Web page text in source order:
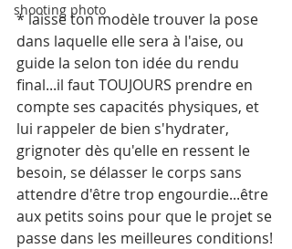
shooting photo
* laisse ton modèle trouver la pose
dans laquelle elle sera à l'aise, ou
guide la selon ton idée du rendu
final...il faut TOUJOURS prendre en
compte ses capacités physiques, et
lui rappeler de bien s'hydrater,
grignoter dès qu'elle en ressent le
besoin, se délasser le corps sans
attendre d'être trop engourdie...être
aux petits soins pour que le projet se
passe dans les meilleures conditions!